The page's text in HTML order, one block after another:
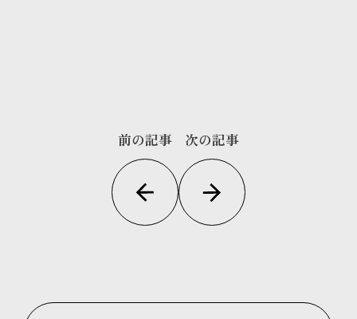
前の記事 次の記事